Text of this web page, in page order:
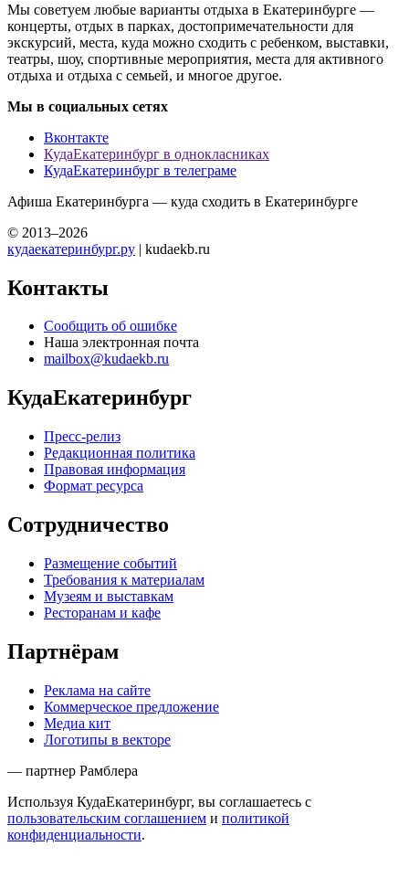
Мы советуем любые варианты отдыха в Екатеринбурге —
концерты, отдых в парках, достопримечательности для
экскурсий, места, куда можно сходить с ребенком, выставки,
театры, шоу, спортивные мероприятия, места для активного
отдыха и отдыха с семьей, и многое другое.
Мы в социальных сетях
Вконтакте
КудаЕкатеринбург в однокласниках
КудаЕкатеринбург в телеграме
Афиша Екатеринбурга — куда сходить в Екатеринбурге
© 2013–2026
кудаекатеринбург.ру | kudaekb.ru
Контакты
Сообщить об ошибке
Наша электронная почта
mailbox@kudaekb.ru
КудаЕкатеринбург
Пресс-релиз
Редакционная политика
Правовая информация
Формат ресурса
Сотрудничество
Размещение событий
Требования к материалам
Музеям и выставкам
Ресторанам и кафе
Партнёрам
Реклама на сайте
Коммерческое предложение
Медиа кит
Логотипы в векторе
— партнер Рамблера
Используя КудаЕкатеринбург, вы соглашаетесь с
пользовательским соглашением и политикой
конфиденциальности.